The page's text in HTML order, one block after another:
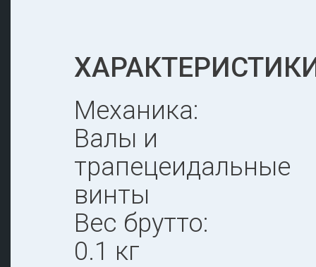
Механика:
Валы и
трапецеидальные
винты
Вес брутто:
0.1 кг